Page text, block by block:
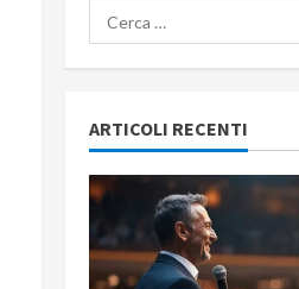
Ricerca
per:
ARTICOLI RECENTI